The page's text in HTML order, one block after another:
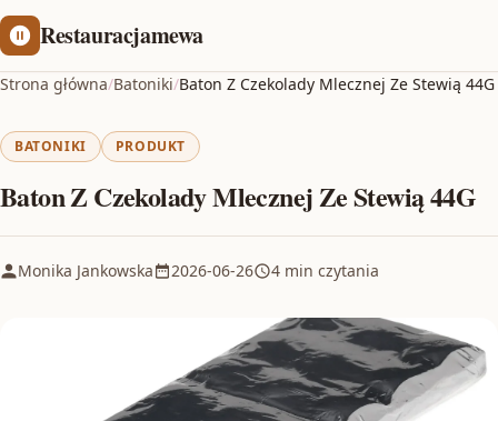
Restauracjamewa
Strona główna/Batoniki/Baton Z Czekolady Mlecznej Ze Stewią 44G
BATONIKI PRODUKT
Baton Z Czekolady Mlecznej Ze Stewią 44G
Monika Jankowska 2026-06-26 4 min czytania